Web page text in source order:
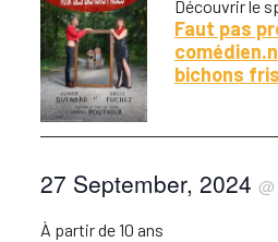
Découvrir le
Faut pas
bichons
27 September, 2024 @
À partir de 10 ans